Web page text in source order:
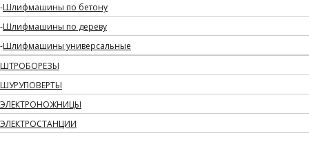
Шлифмашины по бетону
Шлифмашины по дереву
Шлифмашины универсальные
ШТРОБОРЕЗЫ
ШУРУПОВЕРТЫ
ЭЛЕКТРОНОЖНИЦЫ
ЭЛЕКТРОСТАНЦИИ